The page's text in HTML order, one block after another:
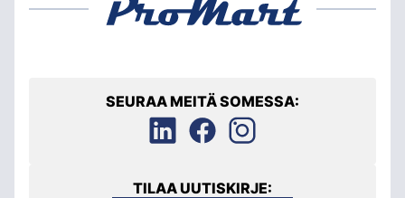
SEURAA MEITÄ SOMESSA:
TILAA UUTISKIRJE: